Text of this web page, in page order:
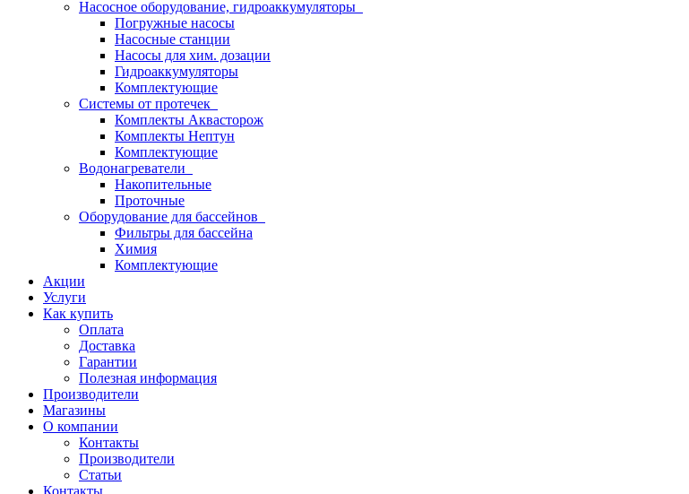
Насосное оборудование, гидроаккумуляторы
Погружные насосы
Насосные станции
Насосы для хим. дозации
Гидроаккумуляторы
Комплектующие
Системы от протечек
Комплекты Аквасторож
Комплекты Нептун
Комплектующие
Водонагреватели
Накопительные
Проточные
Оборудование для бассейнов
Фильтры для бассейна
Химия
Комплектующие
Акции
Услуги
Как купить
Оплата
Доставка
Гарантии
Полезная информация
Производители
Магазины
О компании
Контакты
Производители
Статьи
Контакты